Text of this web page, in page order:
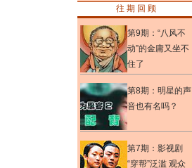
往 期 回 顾
第9期：“八风不
动”的金庸又坐不
住了
第8期：明星的声
音也有名吗？
第7期：影视剧
“穿帮”泛滥 观众